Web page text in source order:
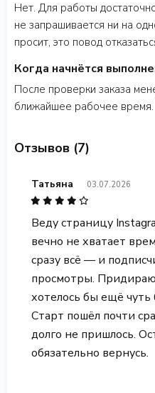
Нет. Для работы
не запрашивается ни на
просит, это повод
Когда начнётся
После проверки заказа
ближайшее рабочее время.
Отзывов (7)
Татьяна 03.07.2026
Веду страницу
вечно не хватает
сразу всё — и
просмотры.
хотелось бы ещё
Старт пошёл почти
долго не пришлось.
обязательно вернусь.